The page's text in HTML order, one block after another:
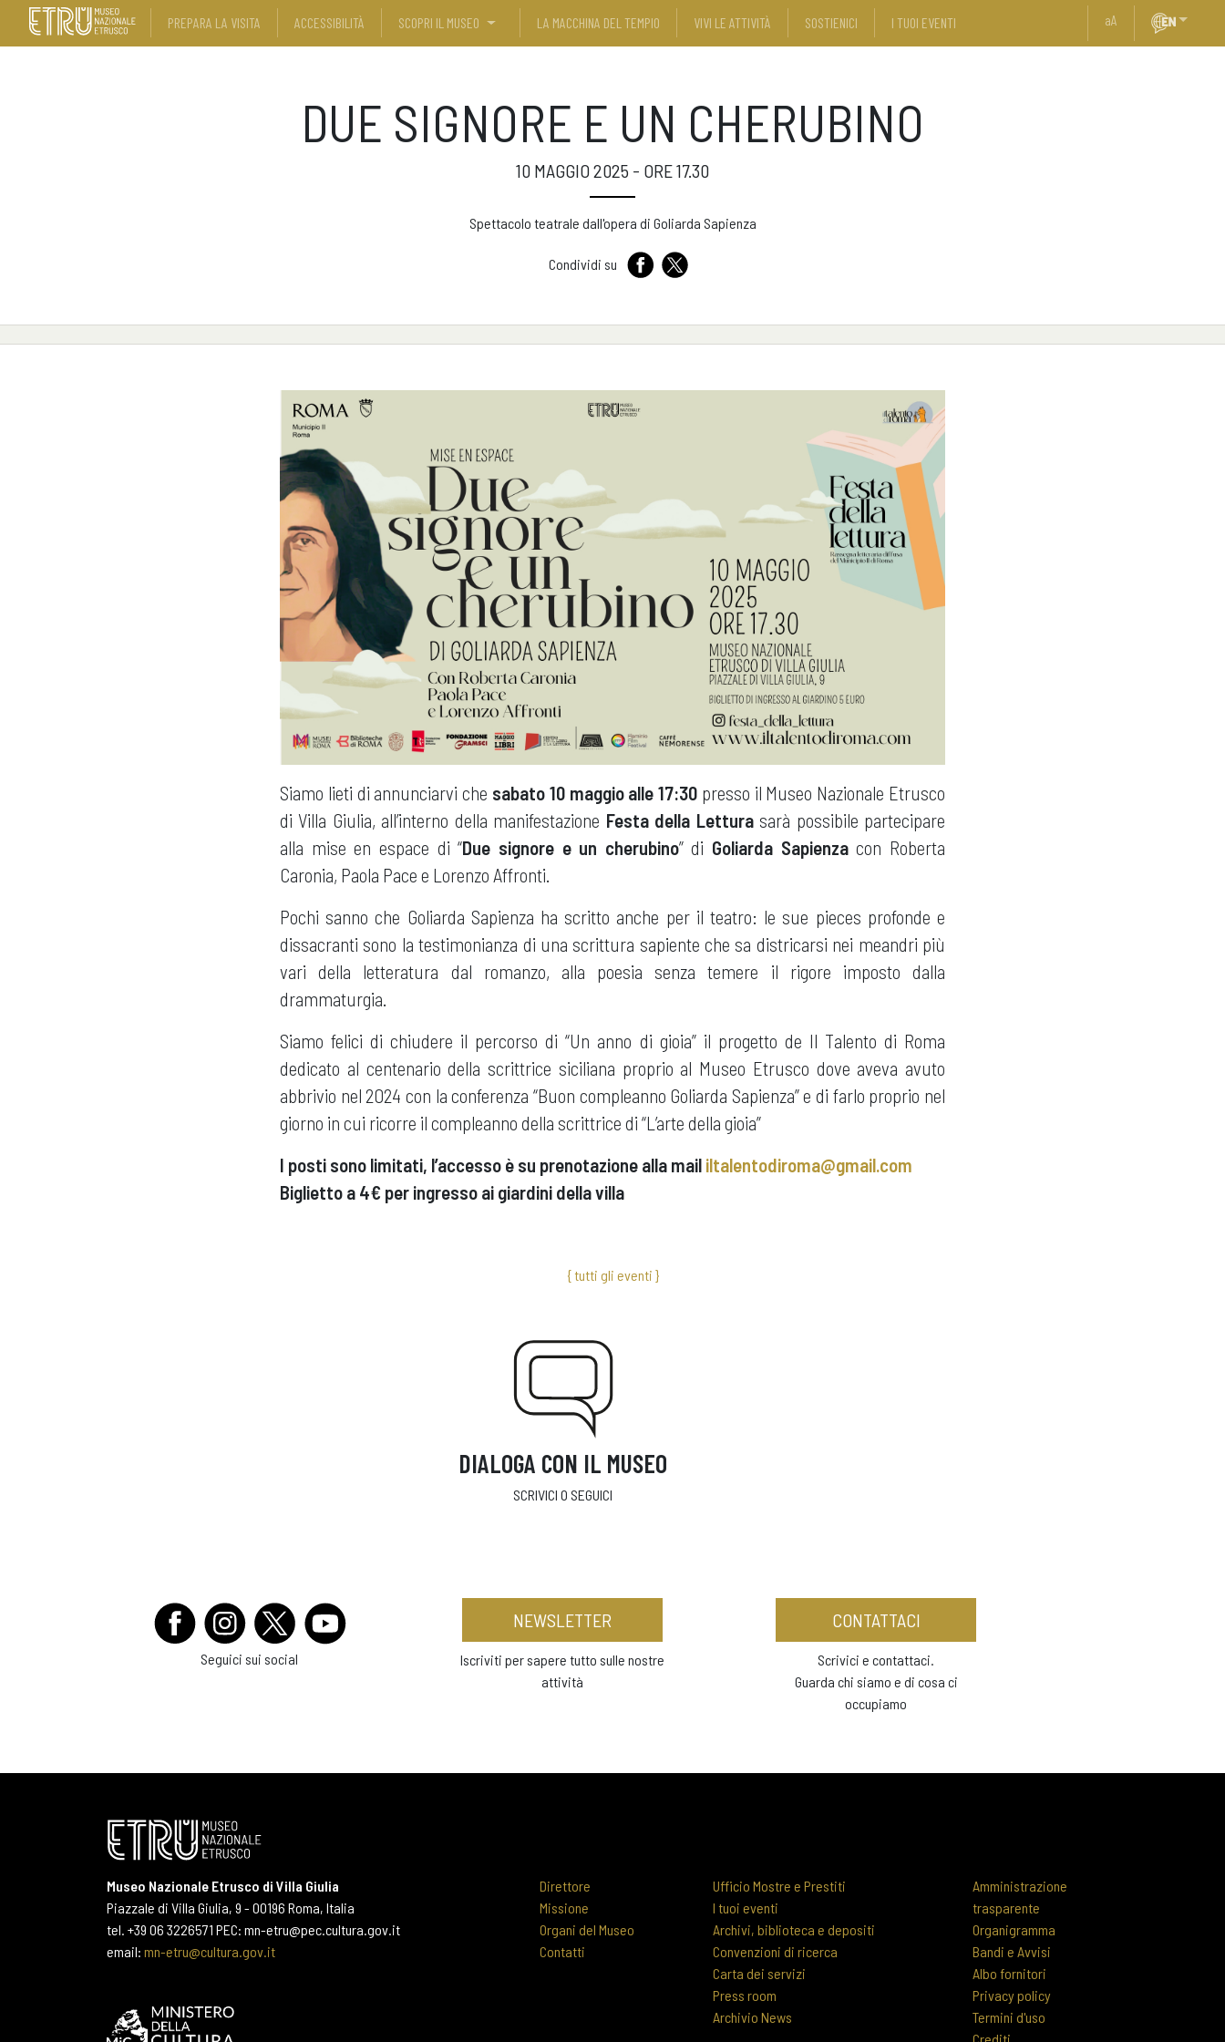
PREPARA LA VISITA ACCESSIBILITÀ SCOPRI IL MUSEO LA MACCHINA DEL TEMPIO VIVI LE ATTIVITÀ SOSTIENICI I TUOI EVENTI aA
DUE SIGNORE E UN CHERUBINO
10 MAGGIO 2025 - ORE 17.30
Spettacolo teatrale dall'opera di Goliarda Sapienza
Condividi su
Siamo lieti di annunciarvi che sabato 10 maggio alle 17:30 presso il Museo Nazionale Etrusco
di Villa Giulia, all’interno della manifestazione Festa della Letturasarà possibile partecipare
alla mise en espace di “Due signore e un cherubino” di Goliarda Sapienzacon Roberta
Caronia, Paola Pace e Lorenzo Affronti.
Pochi sanno che Goliarda Sapienza ha scritto anche per il teatro: le sue pieces profonde e
dissacranti sono la testimonianza di una scrittura sapiente che sa districarsi nei meandri più
vari della letteratura dal romanzo, alla poesia senza temere il rigore imposto dalla
drammaturgia.
Siamo felici di chiudere il percorso di “Un anno di gioia” il progetto de Il Talento di Roma
dedicato al centenario della scrittrice siciliana proprio al Museo Etrusco dove aveva avuto
abbrivio nel 2024 con la conferenza “Buon compleanno Goliarda Sapienza” e di farlo proprio nel
giorno in cui ricorre il compleanno della scrittrice di “L’arte della gioia”
I posti sono limitati, l’accesso è su prenotazione alla mail iltalentodiroma@gmail.com
Biglietto a 4€ per ingresso ai giardini della villa
{ tutti gli eventi }
DIALOGA CON IL MUSEO
SCRIVICI O SEGUICI
Seguici sui social
NEWSLETTER
Iscriviti per sapere tutto sulle nostre
attività
CONTATTACI
Scrivici e contattaci.
Guarda chi siamo e di cosa ci
occupiamo
Museo Nazionale Etrusco di Villa Giulia
Piazzale di Villa Giulia, 9 - 00196 Roma, Italia
tel. +39 06 3226571 PEC: mn-etru@pec.cultura.gov.it
email: mn-etru@cultura.gov.it
Direttore
Missione
Organi del Museo
Contatti
Ufficio Mostre e Prestiti
I tuoi eventi
Archivi, biblioteca e depositi
Convenzioni di ricerca
Carta dei servizi
Press room
Archivio News
Amministrazione
trasparente
Organigramma
Bandi e Avvisi
Albo fornitori
Privacy policy
Termini d'uso
Crediti